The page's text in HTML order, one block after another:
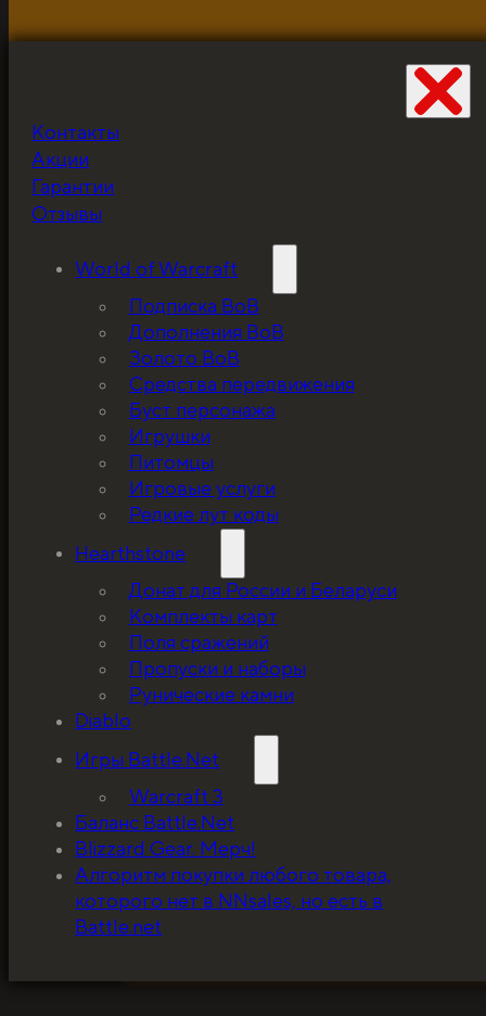
Контакты
Акции
Гарантии
Отзывы
World of Warcraft
Подписка ВоВ
Дополнения ВоВ
Золото ВоВ
Средства передвижения
Буст персонажа
Игрушки
Питомцы
Игровые услуги
Редкие лут коды
Hearthstone
Донат для России и Беларуси
Комплекты карт
Поля сражений
Пропуски и наборы
Рунические камни
Diablo
Игры Battle.Net
Warcraft 3
Баланс Battle.Net
Blizzard Gear. Мерч!
Алгоритм покупки любого товара,
которого нет в NNsales, но есть в
Battle.net
5%, на весь ассортимент. Я хочу, чтобы
покупатель мог оценивать меня по
за ценники!